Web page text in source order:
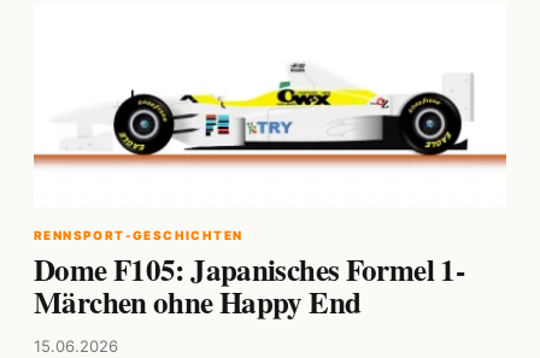
RENNSPORT-GESCHICHTEN
Dome F105: Japanisches Formel 1-
Märchen ohne Happy End
15.06.2026